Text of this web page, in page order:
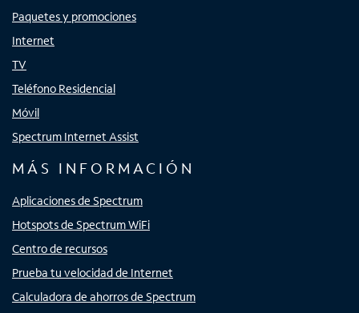
Paquetes y promociones
Internet
TV
Teléfono Residencial
Móvil
Spectrum Internet Assist
MÁS INFORMACIÓN
Aplicaciones de Spectrum
Hotspots de Spectrum WiFi
Centro de recursos
Prueba tu velocidad de Internet
Calculadora de ahorros de Spectrum